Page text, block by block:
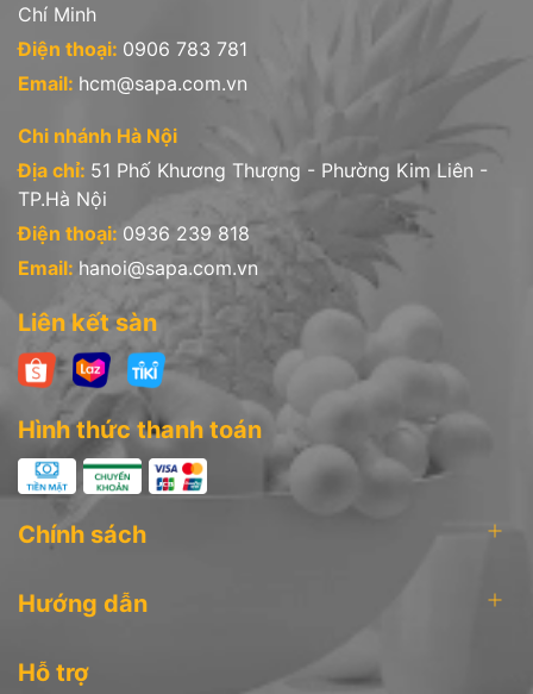
Chí Minh
Điện thoại: 0906 783 781
Email: hcm@sapa.com.vn
Chi nhánh Hà Nội
Địa chỉ: 51 Phố Khương Thượng - Phường Kim Liên -
TP.Hà Nội
Điện thoại: 0936 239 818
Email: hanoi@sapa.com.vn
Liên kết sàn
Hình thức thanh toán
Chính sách
Hướng dẫn
Hỗ trợ